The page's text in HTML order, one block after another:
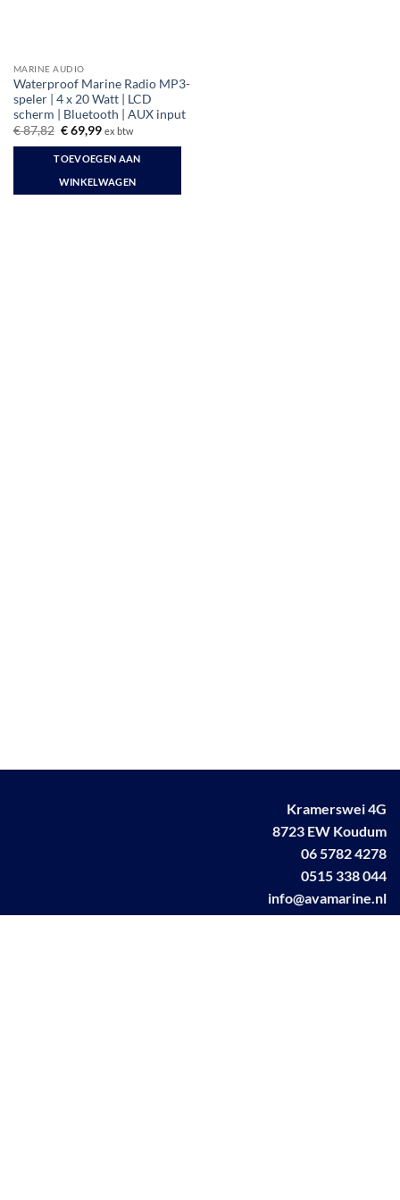
MARINE AUDIO
Waterproof Marine Radio MP3-
speler | 4 x 20 Watt | LCD
scherm | Bluetooth | AUX input
€87,82 Oorspronkelijke
was:
€ 87,82.
€69,99Huidige
is:
€ 69,99.
ex btw
TOEVOEGEN AAN
WINKELWAGEN
Kramerswei 4G
8723 EW Koudum
06 5782 4278
0515 338 044
info@avamarine.nl